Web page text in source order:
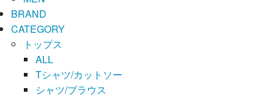
BRAND
CATEGORY
トップス
ALL
Tシャツ/カットソー
シャツ/ブラウス